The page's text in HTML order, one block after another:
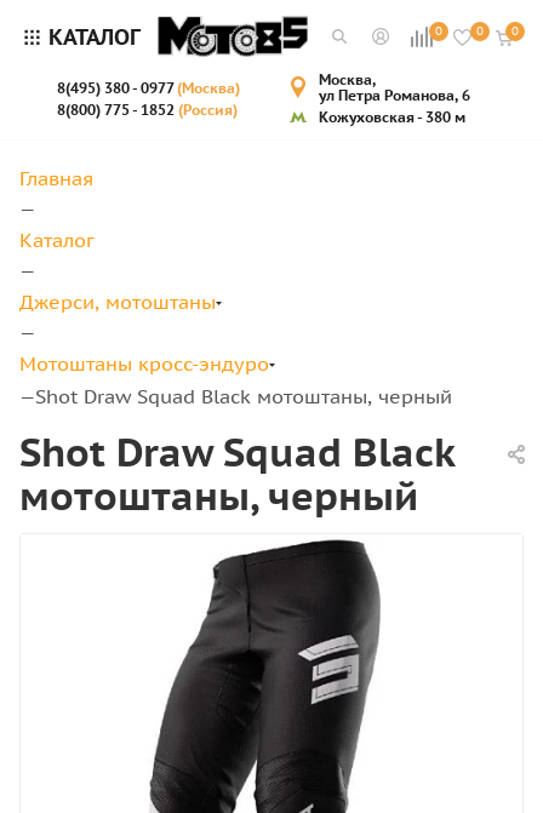
КАТАЛОГ 0 0 0
8(495) 380 - 0977(Москва)
8(800) 775 - 1852 (Россия)
Москва,
ул Петра Романова, 6
Кожуховская - 380 м
Главная
—
Каталог
—
Джерси, мотоштаны
—
Мотоштаны кросс-эндуро
—Shot Draw Squad Black мотоштаны, черный
Shot Draw Squad Black
мотоштаны, черный